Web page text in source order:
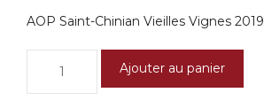
AOP Saint-Chinian Vieilles Vignes 2019
Domaine
Ajouter au panier